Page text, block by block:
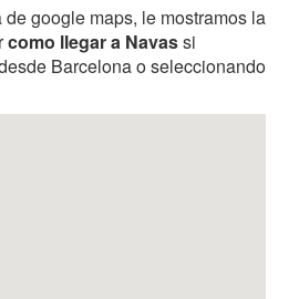
google maps, le mostramos la
como llegar a Navassi
Barcelona o seleccionando